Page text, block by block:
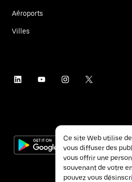
Aéroports
Villes
Ce site Web utilise
vous diffuser des
vous offrir une
souvenant de votre
pouvez vous